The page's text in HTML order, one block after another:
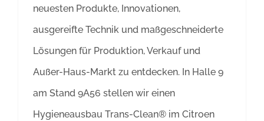
neuesten Produkte, Innovationen,
ausgereifte Technik und maßgeschneiderte
Lösungen für Produktion, Verkauf und
Außer-Haus-Markt zu entdecken. In Halle 9
am Stand 9A56 stellen wir einen
Hygieneausbau Trans-Clean® im Citroen